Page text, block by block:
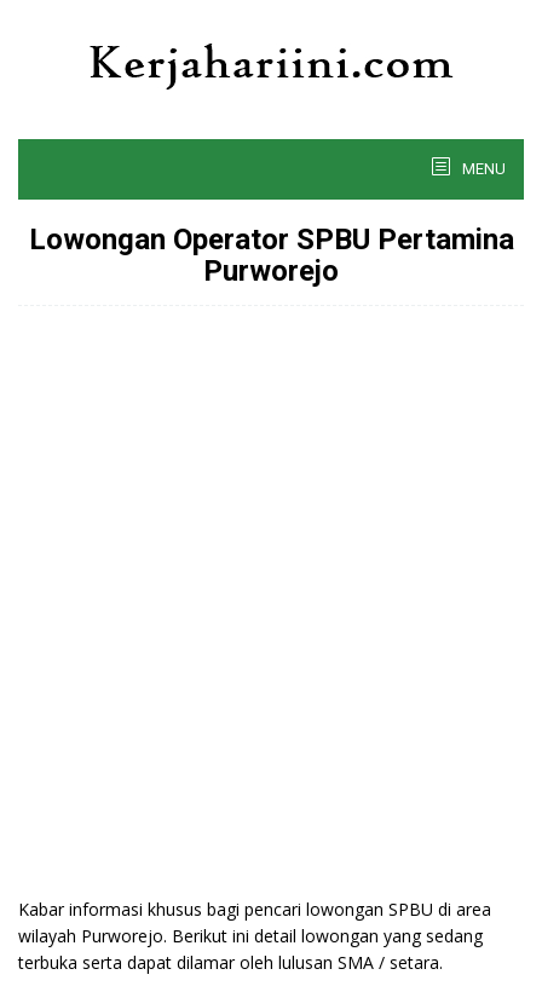
MENU
Lowongan Operator SPBU Pertamina
Purworejo
Kabar informasi khusus bagi pencari lowongan SPBU di area
wilayah Purworejo. Berikut ini detail lowongan yang sedang
terbuka serta dapat dilamar oleh lulusan SMA / setara.